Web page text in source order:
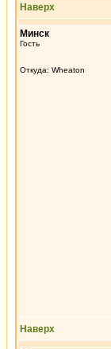
Наверх
Минск
Гость
Откуда: Wheaton
Наверх